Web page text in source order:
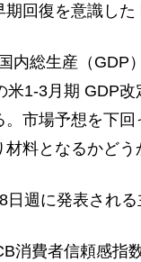
回復を意識した
内総生産（GDP
1-3月期 GDP改
。市場予想を下
材料となるかどう
日週に発表され
消費者信頼感